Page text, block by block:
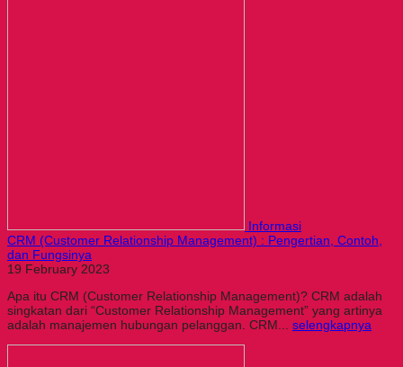
Informasi
CRM (Customer Relationship Management) : Pengertian, Contoh,
dan Fungsinya
19 February 2023
Apa itu CRM (Customer Relationship Management)? CRM adalah
singkatan dari “Customer Relationship Management” yang artinya
adalah manajemen hubungan pelanggan. CRM... selengkapnya